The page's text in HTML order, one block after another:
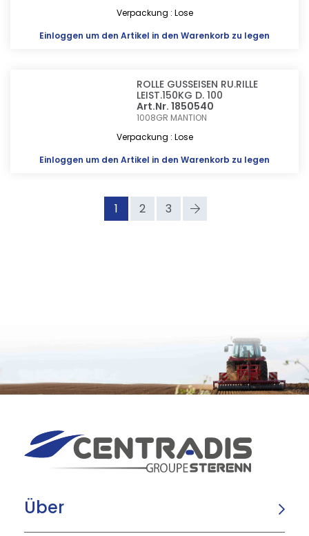
Verpackung : Lose
Einloggen um den Artikel in den Warenkorb zu legen
ROLLE GUSSEISEN RU.RILLE
LEIST.150KG D. 100
Art.Nr. 1850540
1008GR MANTION
Verpackung : Lose
Einloggen um den Artikel in den Warenkorb zu legen
1 2 3
Über